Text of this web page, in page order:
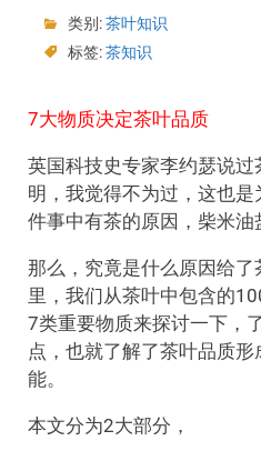
类别:茶叶知识
标签:茶知识
7大物质决定茶叶品质
英国科技史专家李约瑟说
明，我觉得不为过，这也
件事中有茶的原因，柴米油
那么，究竟是什么原因给
里，我们从茶叶中包含的
7类重要物质来探讨一下，
点，也就了解了茶叶品质
能。
本文分为2大部分，